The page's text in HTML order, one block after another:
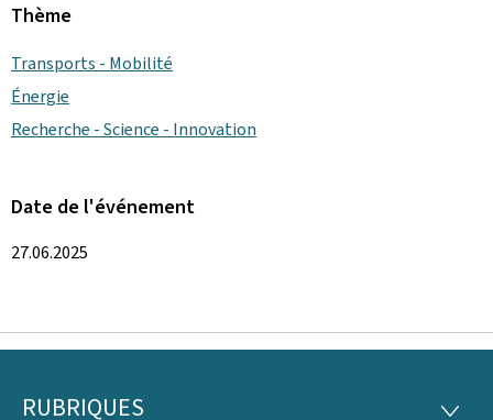
Thème
Transports - Mobilité
Énergie
Recherche - Science - Innovation
Date de l'événement
27.06.2025
RUBRIQUES